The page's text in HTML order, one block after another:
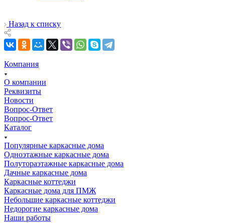
Назад к списку
Компания
О компании
Реквизиты
Новости
Вопрос-Ответ
Вопрос-Ответ
Каталог
Популярные каркасные дома
Одноэтажные каркасные дома
Полутораэтажные каркасные дома
Дачные каркасные дома
Каркасные коттеджи
Каркасные дома для ПМЖ
Небольшие каркасные коттеджи
Недорогие каркасные дома
Наши работы